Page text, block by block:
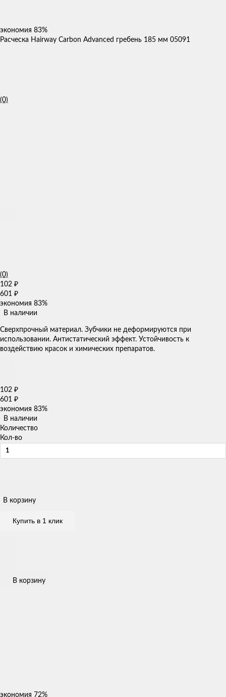
экономия 83%
Расческа Hairway Carbon Advanced гребень 185 мм 05091
(0)
(0)
102 ₽
601 ₽
экономия 83%
В наличии
Сверхпрочный материал. Зубчики не деформируются при
использовании. Антистатический эффект. Устойчивость к
воздействию красок и химических препаратов.
102 ₽
601 ₽
экономия 83%
В наличии
Количество
Кол-во
В корзину
Купить в 1 клик
В корзину
экономия 72%